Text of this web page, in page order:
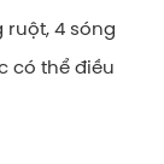
ruột, 4 sóng
có thể điều